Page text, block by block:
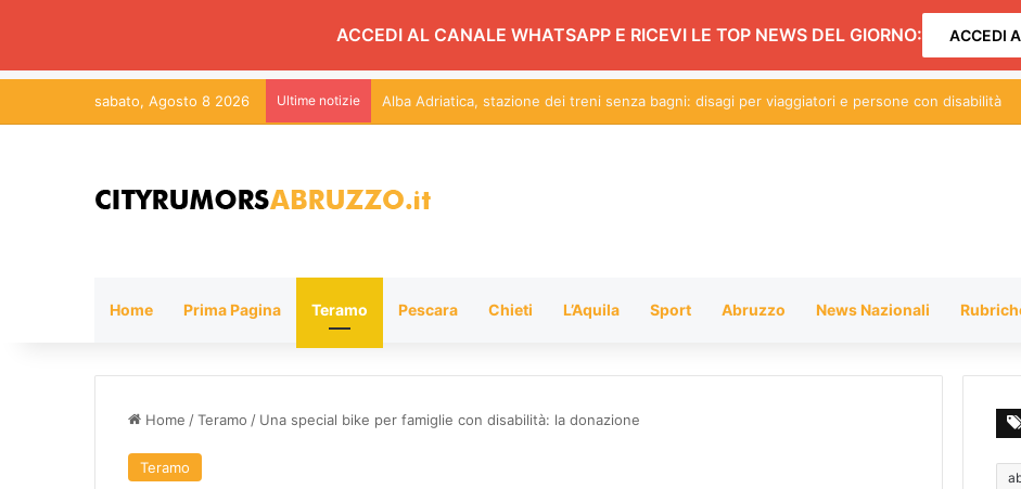
ACCEDI AL CANALE WHATSAPP E RICEVI LE TOP NEWS DEL GIORNO: ACCEDI
sabato, Agosto 8 2026 Ultime notizie Alba Adriatica, movida e Gattopardo: conferenza aperta alle forze politiche. L’incontro
Home Prima Pagina Teramo Pescara Chieti L’Aquila Sport Abruzzo News Nazionali
Home /Teramo / Una special bike per famiglie con disabilità: la donazione
Teramo